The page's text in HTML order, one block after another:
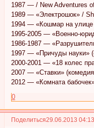
1987 — / New Adventures
1989 — «Электрошок» /
1994 — «Кошмар на улице
1995-2005 — «Военно-
1986-1987 —
1997 — «Причуды науки»
2000-2001 — «18 колес
2007 — «Ставки»
2012 — «Комната
0
Поделиться29.06.2013